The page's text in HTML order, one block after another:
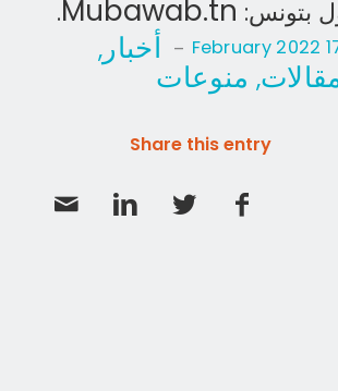
بتونس: Mubawab.tn
.
17
- أخبار,
, منوعات
Share this entry